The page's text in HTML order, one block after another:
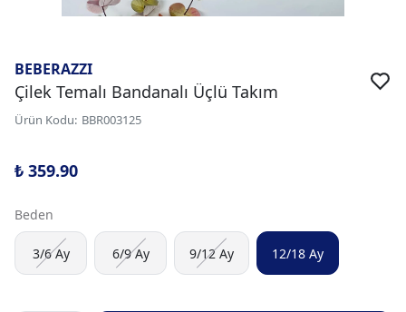
BEBERAZZI
Çilek Temalı Bandanalı Üçlü Takım
Ürün Kodu: BBR003125
₺ 359.90
Beden
3/6 Ay 6/9 Ay 9/12 Ay 12/18 Ay